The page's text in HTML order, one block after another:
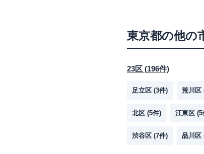
東京都の他の
23区 (196件)
足立区 (3件) 荒川区
北区 (5件) 江東区 (5
渋谷区 (7件) 品川区